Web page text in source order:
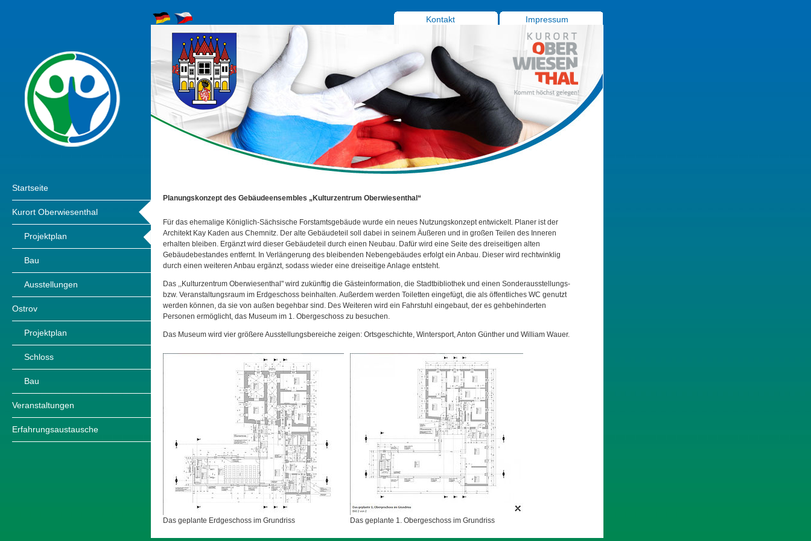
Startseite
Kurort Oberwiesenthal
Projektplan
Bau
Ausstellungen
Ostrov
Projektplan
Schloss
Bau
Veranstaltungen
Erfahrungsaustausche
Kontakt Impressum
Planungskonzept des Gebäudeensembles „Kulturzentrum Oberwiesenthal“
Für das ehemalige Königlich-Sächsische Forstamtsgebäude wurde ein neues Nutzungskonzept entwickelt. Planer ist der
Architekt Kay Kaden aus Chemnitz. Der alte Gebäudeteil soll dabei in seinem Äußeren und in großen Teilen des Inneren
erhalten bleiben. Ergänzt wird dieser Gebäudeteil durch einen Neubau. Dafür wird eine Seite des dreiseitigen alten
Gebäudebestandes entfernt. In Verlängerung des bleibenden Nebengebäudes erfolgt ein Anbau. Dieser wird rechtwinklig
durch einen weiteren Anbau ergänzt, sodass wieder eine dreiseitige Anlage entsteht.
Das ,,Kulturzentrum Oberwiesenthal" wird zukünftig die Gästeinformation, die Stadtbibliothek und einen Sonderausstellungs-
bzw. Veranstaltungsraum im Erdgeschoss beinhalten. Außerdem werden Toiletten eingefügt, die als öffentliches WC genutzt
werden können, da sie von außen begehbar sind. Des Weiteren wird ein Fahrstuhl eingebaut, der es gehbehinderten
Personen ermöglicht, das Museum im 1. Obergeschoss zu besuchen.
Das Museum wird vier größere Ausstellungsbereiche zeigen: Ortsgeschichte, Wintersport, Anton Günther und William Wauer.
Das geplante Erdgeschoss im Grundriss Das geplante 1. Obergeschoss im Grundriss